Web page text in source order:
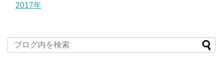
2017年